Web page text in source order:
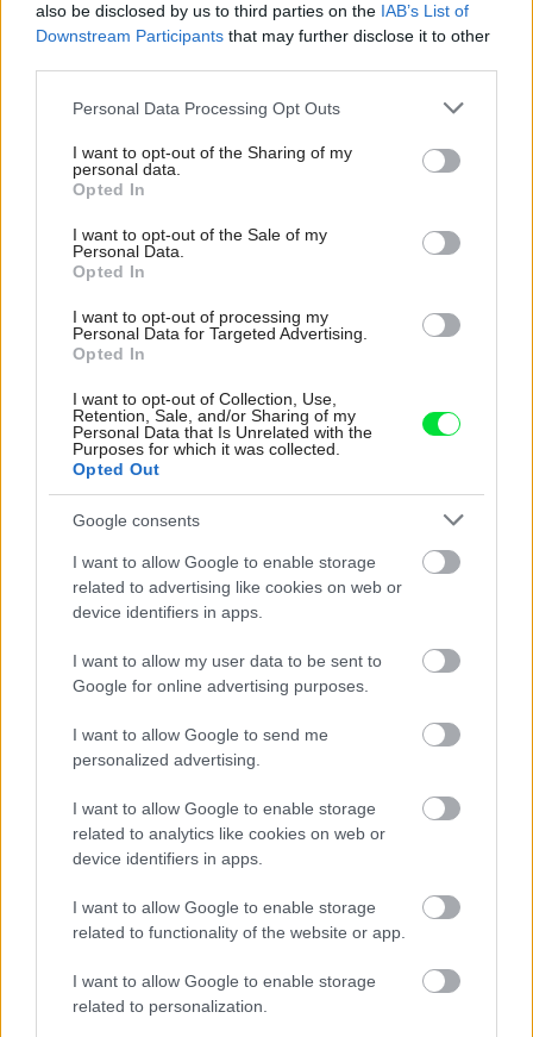
also be disclosed by us to third parties on the IAB’s List of
Downstream Participants that may further disclose it to other
Please note that this website/app uses one or more Google
not limited to your visit or usage behaviour. You may click to
grant or deny consent to Google and its third-party tags to
use your data for below specified purposes in below Google
consent section.
Personal Data Processing Opt Outs
I want to opt-out of the Sharing of my
personal data.
Opted In
I want to opt-out of the Sale of my
Personal Data.
Opted In
I want to opt-out of processing my
Personal Data for Targeted Advertising.
Opted In
I want to opt-out of Collection, Use,
Retention, Sale, and/or Sharing of my
Personal Data that Is Unrelated with the
Purposes for which it was collected.
Opted Out
Google consents
I want to allow Google to enable storage
related to advertising like cookies on web or
device identifiers in apps.
I want to allow my user data to be sent to
Google for online advertising purposes.
I want to allow Google to send me
personalized advertising.
I want to allow Google to enable storage
related to analytics like cookies on web or
device identifiers in apps.
I want to allow Google to enable storage
related to functionality of the website or app.
I want to allow Google to enable storage
related to personalization.
Okenný systém bez kompromisov
S rastúcimi cenami za energie hľadá každý z nás cesty,
dokáže znížiť náklady na vykurovanie domácnosti.
Výhodný pomer cena/výkon ponúka okenný systém
Eforte od spoločnosti Inoutic. Profily zo vstavanou hĺbkou
84 mm, štandardnou oceľovou výstuhou a bez
hodnoty súčiniteľa prestupu tepla rámom U
= 0,95
K, takže okná ľahko splnia požiadavky
nízkoenergetického alebo pasívneho bývania. Nová
obzvlášť silné, bezpečnostné a izolačné sklo široké až 56
mm. Na výber je množstvo farieb a dekorov podľa
ponúkajú aj hliníkové kryty, ktoré dajú oknám celkom
neobmedzená možnosť voľby farebného odtieňa.
ZDROJ: PR článok spoločnosti Inoutic / Deceuninck, spol.